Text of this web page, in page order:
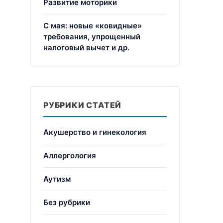
Развитие моторики
С мая: новые «ковидные»
требования, упрощенный
налоговый вычет и др.
РУБРИКИ СТАТЕЙ
Акушерство и гинекология
Аллергология
Аутизм
Без рубрики